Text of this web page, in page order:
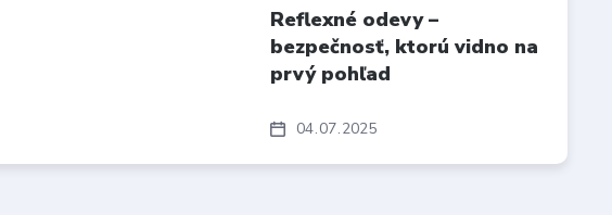
04 07 2025
Reflexné odevy –
bezpečnosť, ktorú vidno na
prvý pohľad